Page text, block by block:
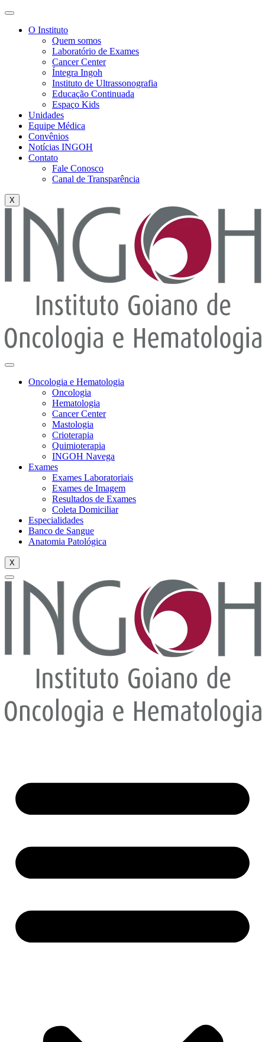
O Instituto
Quem somos
Laboratório de Exames
Cancer Center
Íntegra Ingoh
Instituto de Ultrassonografia
Educação Continuada
Espaço Kids
Unidades
Equipe Médica
Convênios
Notícias INGOH
Contato
Fale Conosco
Canal de Transparência
X
Oncologia e Hematologia
Oncologia
Hematologia
Cancer Center
Mastologia
Crioterapia
Quimioterapia
INGOH Navega
Exames
Exames Laboratoriais
Exames de Imagem
Resultados de Exames
Coleta Domiciliar
Especialidades
Banco de Sangue
Anatomia Patológica
X